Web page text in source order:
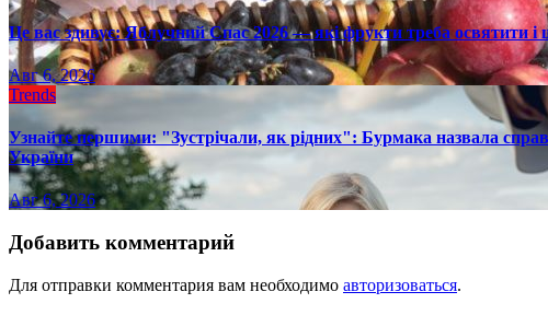
Це вас здивує: Яблучний Спас 2026 — які фрукти треба освятити і
Авг 6, 2026
Trends
Узнайте першими: "Зустрічали, як рідних": Бурмака назвала
України
Авг 6, 2026
Добавить комментарий
Для отправки комментария вам необходимо авторизоваться.